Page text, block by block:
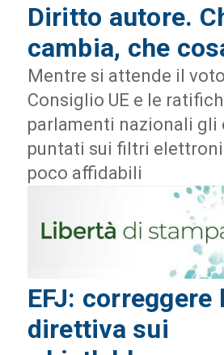
Diritto autore.
cambia, che
Mentre si attende il
Consiglio UE e le
parlamenti nazionali gli
puntati sui filtri
poco affidabili
EFJ: correggere
direttiva sui